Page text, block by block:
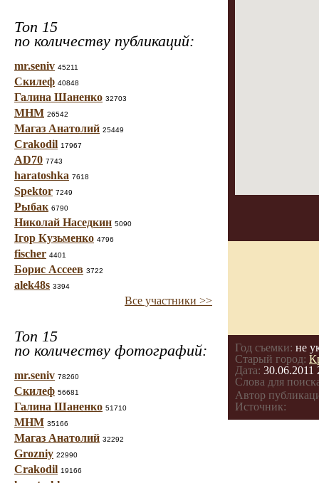
Топ 15
по количеству публикаций:
mr.seniv 45211
Скилеф 40848
Галина Шаненко 32703
МНМ 26542
Магаз Анатолий 25449
Crakodil 17967
AD70 7743
haratoshka 7618
Spektor 7249
Рыбак 6790
Николай Наседкин 5090
Ігор Кузьменко 4796
fischer 4401
Борис Ассеев 3722
alek48s 3394
Все участники >>
Топ 15
по количеству фотографий:
mr.seniv 78260
Скилеф 56681
Галина Шаненко 51710
МНМ 35166
Магаз Анатолий 32292
Grozniy 22990
Crakodil 19166
Год съемки: не
Старый город:
Дата: 30.06.2011
Слова для
Автор
Источник: